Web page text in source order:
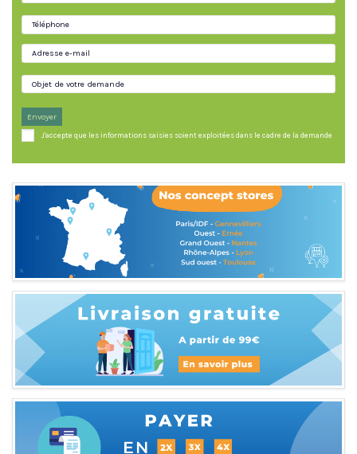
Envoyer
J'accepte que les informations saisies soient exploitées dans le cadre de la demande